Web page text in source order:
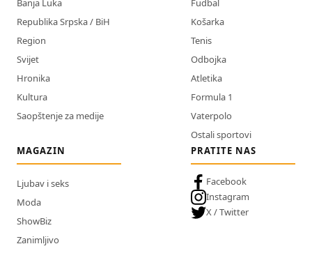
Republika Srpska / BiH
Region
Svijet
Hronika
Kultura
Saopštenje za medije
Košarka
Tenis
Odbojka
Atletika
Formula 1
Vaterpolo
Ostali sportovi
MAGAZIN
Ljubav i seks
Moda
ShowBiz
Zanimljivo
PRATITE NAS
Facebook
Instagram
X / Twitter